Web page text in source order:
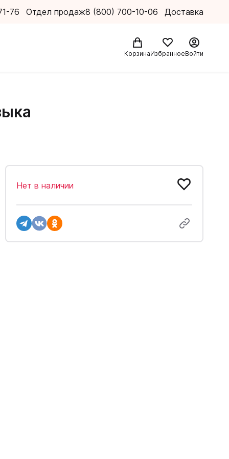
76 Отдел продаж8 (800) 700-10-06 Доставка
КорзинаИзбранноеВойти
Нет в наличии